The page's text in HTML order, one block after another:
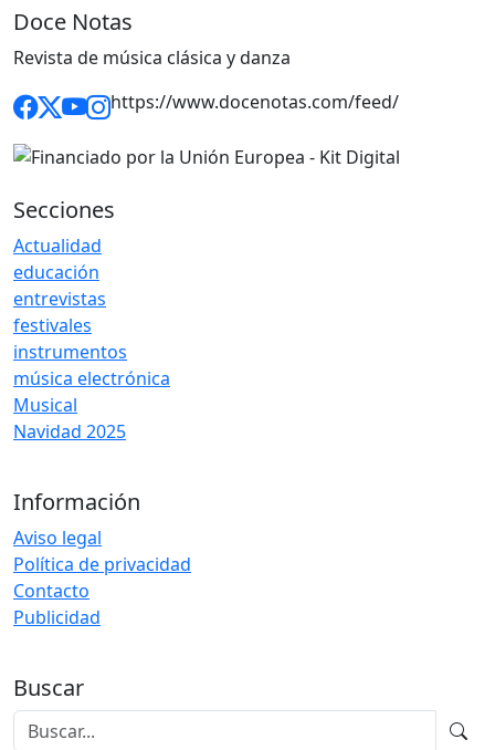
Doce Notas
Revista de música clásica y danza
https://www.docenotas.com/feed/
Secciones
Actualidad
educación
entrevistas
festivales
instrumentos
música electrónica
Musical
Navidad 2025
Información
Aviso legal
Política de privacidad
Contacto
Publicidad
Buscar